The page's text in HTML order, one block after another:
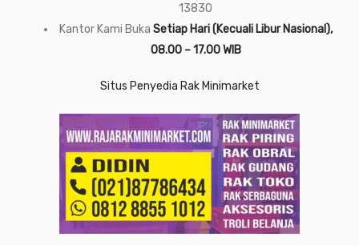
13830
Kantor Kami Buka Setiap Hari (Kecuali Libur Nasional),
08.00 – 17.00 WIB
Situs Penyedia Rak Minimarket